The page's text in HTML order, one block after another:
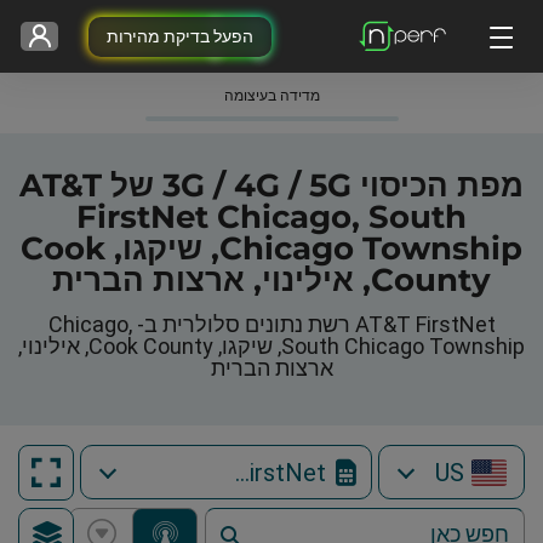
הפעל בדיקת מהירות
מדידה בעיצומה
מפת הכיסוי 3G / 4G / 5G של AT&T
FirstNet Chicago, South
Chicago Township, שיקגו, Cook
County, אילינוי, ארצות הברית
AT&T FirstNet רשת נתונים סלולרית ב- Chicago,
South Chicago Township, שיקגו, Cook County, אילינוי,
ארצות הברית
US
AT&T FirstNet